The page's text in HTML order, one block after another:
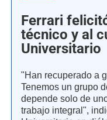
Ferrari
técnico y al
Universitario
"Han recuperado a
Tenemos un grupo
depende solo de
trabajo integral",